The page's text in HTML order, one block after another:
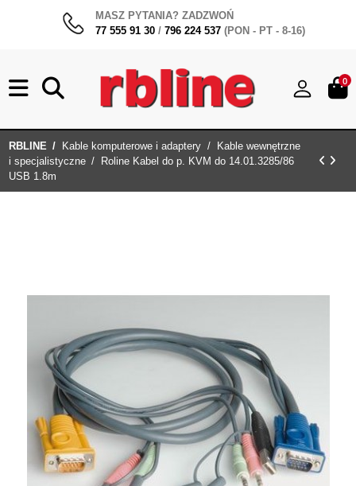
MASZ PYTANIA? ZADZWOŃ
77 555 91 30 / 796 224 537 (PON - PT - 8-16)
0
RBLINE Kable komputerowe i adaptery
Kable wewnętrzne
i specjalistyczne
Roline Kabel do p. KVM do 14.01.3285/86
USB 1.8m